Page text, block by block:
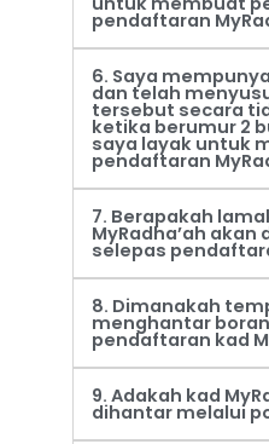
pendaftaran
6. Saya
dan telah
tersebut secara
ketika berumur 2
saya layak untuk
pendaftaran
7. Berapakah
MyRadha’ah akan
selepas
8. Dimanakah
menghantar
pendaftaran kad
9. Adakah kad
dihantar melalui